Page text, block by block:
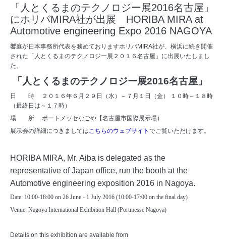
「人とくるまのテクノロジー展2016名古屋」
にホリバMIRA社が出展 HORIBA MIRA at
Automotive engineering Expo 2016 NAGOYA
饗庭が日本事務所代表を務めておりますホリバMIRA社が、横浜に続き開催
された「人とくるまのテクノロジー展２０１６名古屋」に出展いたしまし
た。
「人とくるまのテクノロジー展2016名古屋」
日 時
２０１６年６月２９日（水）～７月１日（金） １０時～１８時
（最終日は～１７時）
場 所
ポートメッセなごや【名古屋市国際展示場）
展示会の詳細につきましては こちらのウェブサイト でご覧いただけます。
HORIBA MIRA, Mr. Aiba is delegated as the
representative of Japan office, run the booth at the
Automotive engineering exposition 2016 in Nagoya.
Date: 10:00-18:00 on 26 June - 1 July 2016 (10:00-17:00 on the final day)
Venue: Nagoya International Exhibition Hall (Portmesse Nagoya)
Details on this exhibition are available from